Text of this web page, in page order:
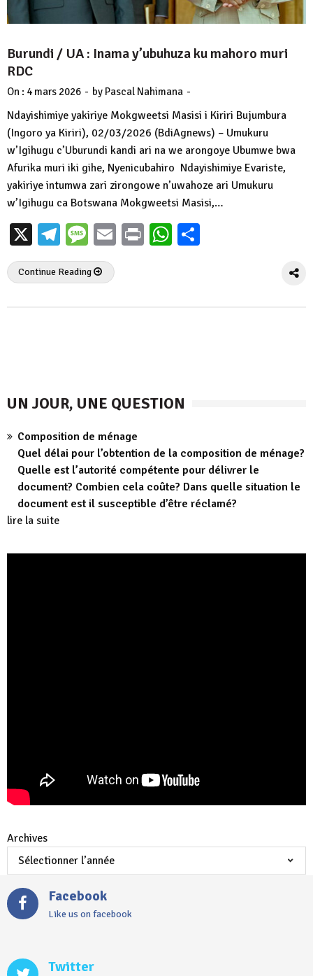
Burundi / UA : Inama y’ubuhuza ku mahoro muri
RDC
On : 4 mars 2026 - by Pascal Nahimana -
Ndayishimiye yakiriye Mokgweetsi Masisi i Kiriri Bujumbura
(Ingoro ya Kiriri), 02/03/2026 (BdiAgnews) – Umukuru
w’Igihugu c’Uburundi kandi ari na we arongoye Ubumwe bwa
Afurika muri iki gihe, Nyenicubahiro Ndayishimiye Evariste,
yakiriye intumwa zari zirongowe n’uwahoze ari Umukuru
w’Igihugu ca Botswana Mokgweetsi Masisi,…
X Telegram
Message
EmailPrintWhatsApp
Continue Reading
UN JOUR, UNE QUESTION
Composition de ménage
Quel délai pour l’obtention de la composition de ménage?
Quelle est l’autorité compétente pour délivrer le
document? Combien cela coûte? Dans quelle situation le
document est il susceptible d’être réclamé?
lire la suite
Archives
Facebook
Like us on facebook
Twitter